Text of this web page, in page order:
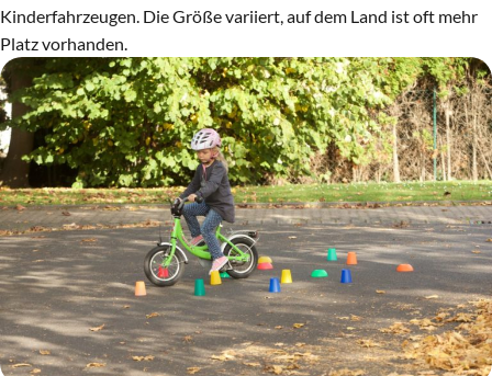
Kinderfahrzeugen. Die Größe variiert, auf dem Land ist oft mehr
Platz vorhanden.